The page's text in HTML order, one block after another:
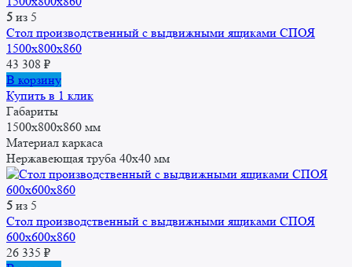
5 из 5
Стол производственный с выдвижными ящиками СПОЯ
1500x800x860
43 308 ₽
В корзину
Купить в 1 клик
Габариты
1500x800x860 мм
Материал каркаса
Нержавеющая труба 40х40 мм
5 из 5
Стол производственный с выдвижными ящиками СПОЯ
600x600x860
26 335 ₽